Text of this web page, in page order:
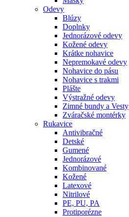
Odevy
Blúzy
Doplnky
Jednorázové odevy
Kožené odevy
Krátke nohavice
Nepremokavé odevy
Nohavice do pásu
Nohavice s trakmi
Plášte
Výstražné odevy
Zimné bundy a Vesty
Zváračské montérky
Rukavice
Antivibračné
Detské
Gumené
Jednorázové
Kombinované
Kožené
Latexové
Nitrilové
PE, PU, PA
Protiporézne